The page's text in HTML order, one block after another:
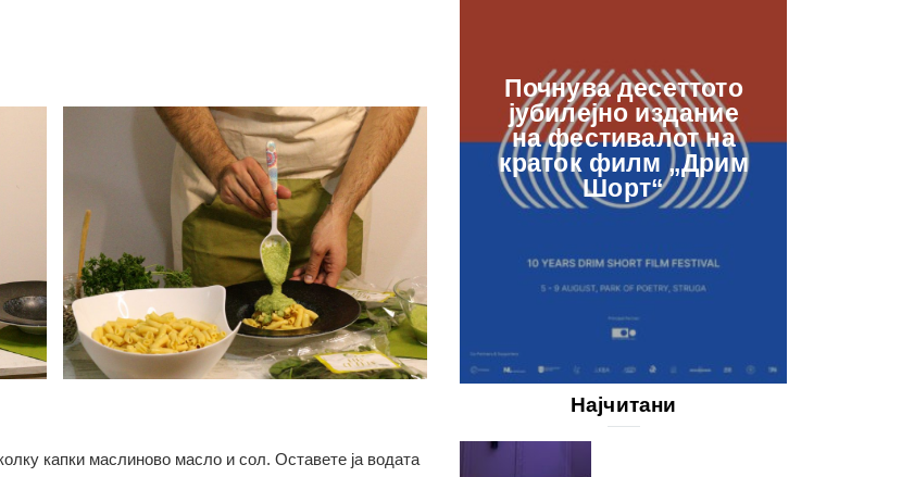
капки маслиново масло и сол. Оставете ја водата
Почнува десеттото
јубилејно издание
на фестивалот на
краток филм „Дрим
Шорт“
Најчитани